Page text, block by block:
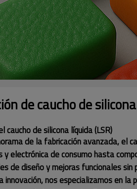
de caucho de
caucho de silicona líquida (LSR)
de la fabricación avanzada, el
y electrónica de consumo hasta
de diseño y mejoras funcionales sin
innovación, nos especializamos en la